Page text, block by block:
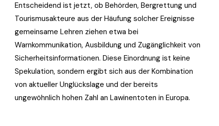
Entscheidend ist jetzt, ob Behörden, Bergrettung und
Tourismusakteure aus der Häufung solcher Ereignisse
gemeinsame Lehren ziehen etwa bei
Warnkommunikation, Ausbildung und Zugänglichkeit von
Sicherheitsinformationen. Diese Einordnung ist keine
Spekulation, sondern ergibt sich aus der Kombination
von aktueller Unglückslage und der bereits
ungewöhnlich hohen Zahl an Lawinentoten in Europa.